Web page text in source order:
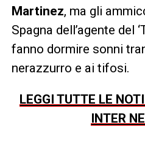
Martinez, ma gli
Spagna dell’agente del
fanno dormire sonni
nerazzurro e ai tifosi.
LEGGI TUTTE LE
INTER